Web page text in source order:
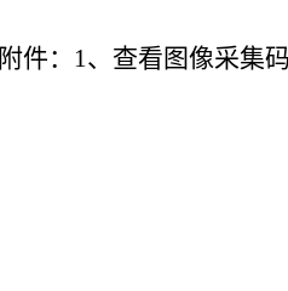
附件： 1、查看图像采集